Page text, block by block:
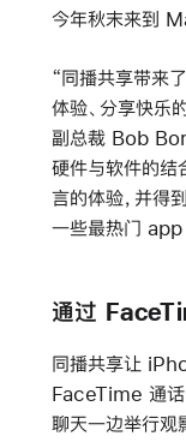
今年秋末来到
“同播共享带来
体验、分享快乐
副总裁 Bob
硬件与软件的
言的体验，并
一些最热门 app
通过
同播共享让
FaceTime 通话
聊天一边举行观